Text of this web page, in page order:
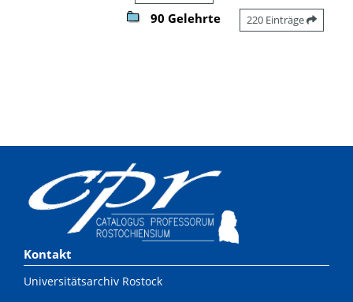
90 Gelehrte 220 Einträge
Kontakt
Universitätsarchiv Rostock